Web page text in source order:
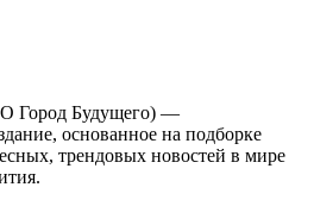
Город Будущего) —
основанное на подборке
трендовых новостей в мире